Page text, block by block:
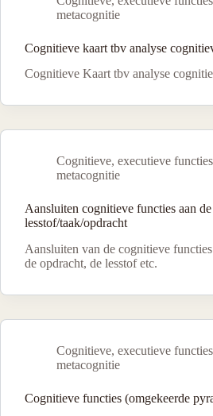
metacognitie
Cognitieve kaart tbv analyse
Cognitieve Kaart tbv analyse
Cognitieve, executieve
metacognitie
Aansluiten cognitieve functies aan de
lesstof/taak/opdracht
Aansluiten van de cognitieve
de opdracht, de lesstof etc.
Cognitieve, executieve
metacognitie
Cognitieve functies (omgekeerde